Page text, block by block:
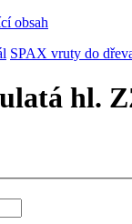
obsah
SPAX vruty do
hl.